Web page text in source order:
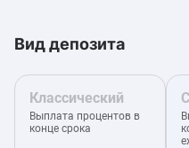
Вид депозита
Классический
Выплата процентов в
конце срока